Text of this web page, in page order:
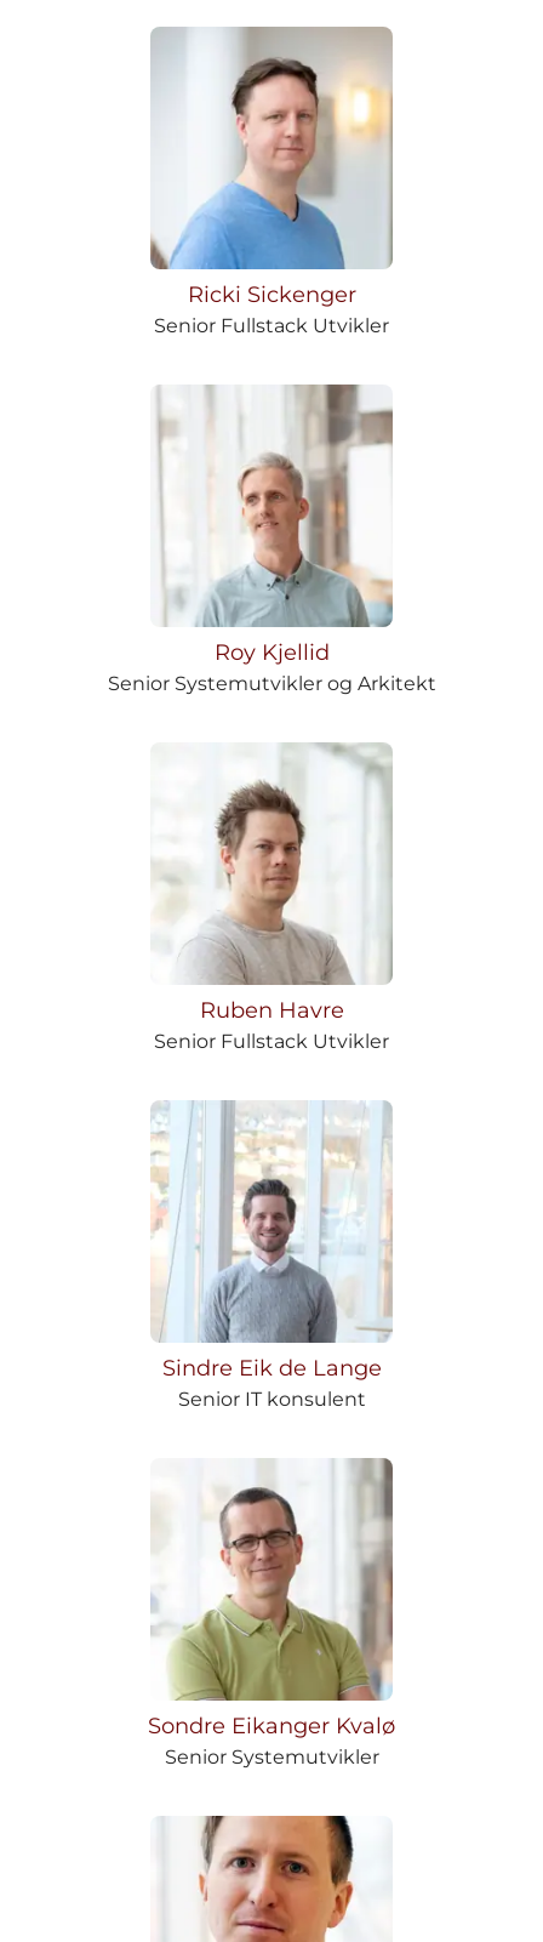
Ricki Sickenger
Senior Fullstack Utvikler
Roy Kjellid
Senior Systemutvikler og Arkitekt
Ruben Havre
Senior Fullstack Utvikler
Sindre Eik de Lange
Senior IT konsulent
Sondre Eikanger Kvalø
Senior Systemutvikler